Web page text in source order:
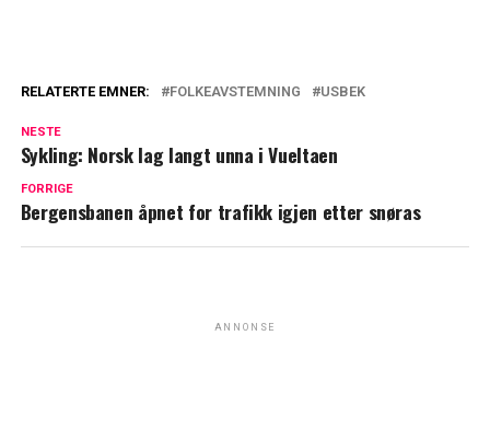
RELATERTE EMNER: FOLKEAVSTEMNING USBEK
NESTE
Sykling: Norsk lag langt unna i Vueltaen
FORRIGE
Bergensbanen åpnet for trafikk igjen etter snøras
ANNONSE